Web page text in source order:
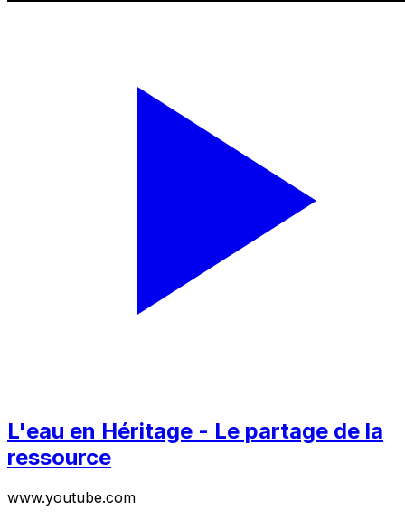
L'eau en Héritage - Le partage de la
ressource
www.youtube.com